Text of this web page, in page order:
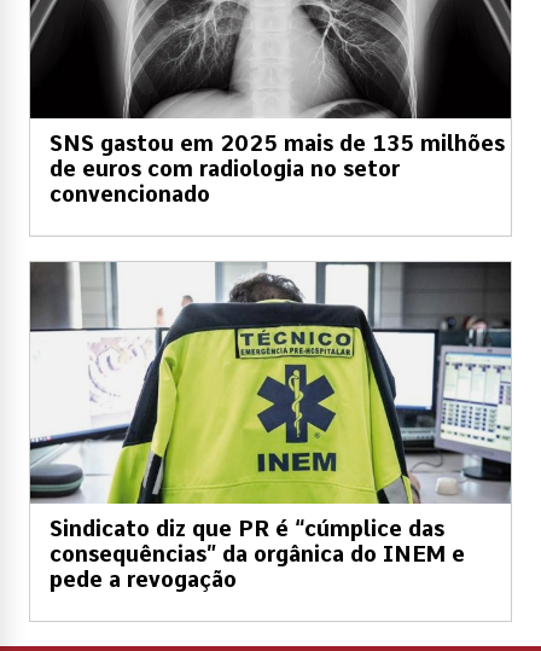
SNS gastou em 2025 mais de 135 milhões
de euros com radiologia no setor
convencionado
Sindicato diz que PR é “cúmplice das
consequências” da orgânica do INEM e
pede a revogação